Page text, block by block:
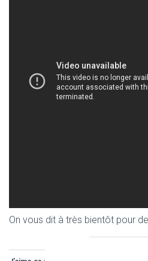
On vous dit à très bientôt pour